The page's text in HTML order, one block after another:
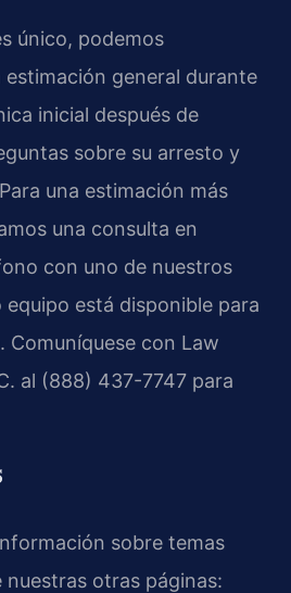
único, podemos
general durante
inicial después de
sobre su arresto y
una estimación más
una consulta en
con uno de nuestros
está disponible para
Comuníquese con Law
al (888) 437-7747 para
sobre temas
otras páginas: